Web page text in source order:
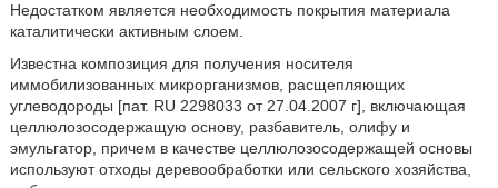
Недостатком является необходимость покрытия материала
каталитически активным слоем.
Известна композиция для получения носителя
иммобилизованных микрорганизмов, расщепляющих
углеводороды [пат. RU 2298033 от 27.04.2007 г], включающая
целлюлозосодержащую основу, разбавитель, олифу и
эмульгатор, причем в качестве целлюлозосодержащей основы
используют отходы деревообработки или сельского хозяйства,